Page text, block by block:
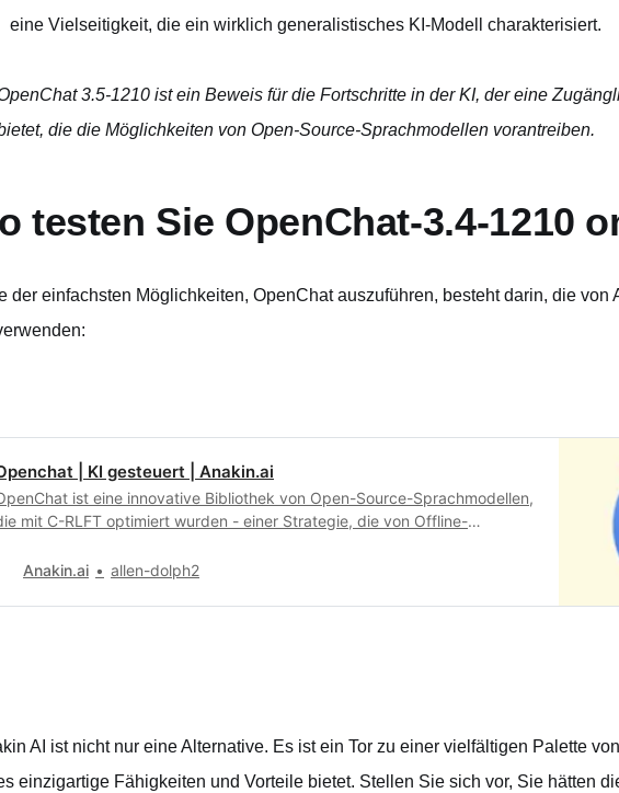
eine Vielseitigkeit, die ein wirklich generalistisches KI-Modell charakterisiert.
3.5-1210 ist ein Beweis für die Fortschritte in der KI, der eine
die die Möglichkeiten von Open-Source-Sprachmodellen vorantreiben.
testen Sie OpenChat-3.4-1210
der einfachsten Möglichkeiten, OpenChat auszuführen, besteht darin, die von
| KI gesteuert | Anakin.ai
ist eine innovative Bibliothek von Open-Source-Sprachmodellen,
mit C-RLFT optimiert wurden - einer Strategie, die von Offline-
Anakin.ai
allen-dolph2
AI ist nicht nur eine Alternative. Es ist ein Tor zu einer vielfältigen Palette
einzigartige Fähigkeiten und Vorteile bietet. Stellen Sie sich vor, Sie hätten